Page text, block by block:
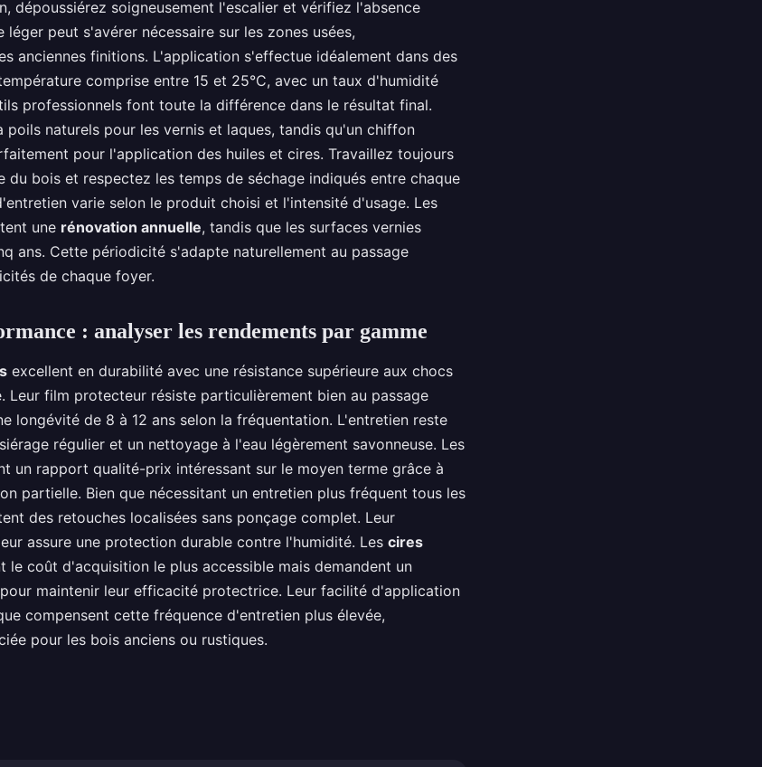
dépoussiérez soigneusement l'escalier et vérifiez l'absence
peut s'avérer nécessaire sur les zones usées,
anciennes finitions. L'application s'effectue idéalement dans des
comprise entre 15 et 25°C, avec un taux d'humidité
professionnels font toute la différence dans le résultat final.
poils naturels pour les vernis et laques, tandis qu'un chiffon
pour l'application des huiles et cires. Travaillez toujours
du bois et respectez les temps de séchage indiqués entre chaque
varie selon le produit choisi et l'intensité d'usage. Les
une rénovation annuelle, tandis que les surfaces vernies
ans. Cette périodicité s'adapte naturellement au passage
de chaque foyer.
: analyser les rendements par gamme
excellent en durabilité avec une résistance supérieure aux chocs
Leur film protecteur résiste particulièrement bien au passage
longévité de 8 à 12 ans selon la fréquentation. L'entretien reste
régulier et un nettoyage à l'eau légèrement savonneuse. Les
un rapport qualité-prix intéressant sur le moyen terme grâce à
partielle. Bien que nécessitant un entretien plus fréquent tous les
des retouches localisées sans ponçage complet. Leur
assure une protection durable contre l'humidité. Les cires
le coût d'acquisition le plus accessible mais demandent un
maintenir leur efficacité protectrice. Leur facilité d'application
compensent cette fréquence d'entretien plus élevée,
pour les bois anciens ou rustiques.